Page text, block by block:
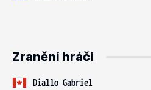
Zranění hráči
Diallo Gabriel